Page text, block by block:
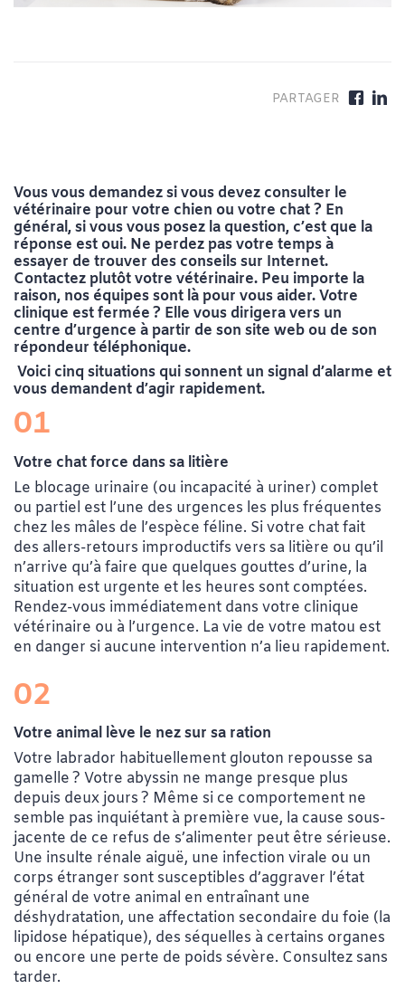
Vous vous demandez si vous devez consulter le
vétérinaire pour votre chien ou votre chat ? En
général, si vous vous posez la question, c’est que la
réponse est oui. Ne perdez pas votre temps à
essayer de trouver des conseils sur Internet.
Contactez plutôt votre vétérinaire. Peu importe la
raison, nos équipes sont là pour vous aider. Votre
clinique est fermée ? Elle vous dirigera vers un
centre d’urgence à partir de son site web ou de son
répondeur téléphonique.
Voici cinq situations qui sonnent un signal d’alarme et
vous demandent d’agir rapidement.
01
Votre chat force dans sa litière
Le blocage urinaire (ou incapacité à uriner) complet
ou partiel est l’une des urgences les plus fréquentes
chez les mâles de l’espèce féline. Si votre chat fait
des allers-retours improductifs vers sa litière ou qu’il
n’arrive qu’à faire que quelques gouttes d’urine, la
situation est urgente et les heures sont comptées.
Rendez-vous immédiatement dans votre clinique
vétérinaire ou à l’urgence. La vie de votre matou est
en danger si aucune intervention n’a lieu rapidement.
02
Votre animal lève le nez sur sa ration
Votre labrador habituellement glouton repousse sa
gamelle ? Votre abyssin ne mange presque plus
depuis deux jours ? Même si ce comportement ne
semble pas inquiétant à première vue, la cause sous-
jacente de ce refus de s’alimenter peut être sérieuse.
Une insulte rénale aiguë, une infection virale ou un
corps étranger sont susceptibles d’aggraver l’état
général de votre animal en entraînant une
déshydratation, une affectation secondaire du foie (la
lipidose hépatique), des séquelles à certains organes
ou encore une perte de poids sévère. Consultez sans
tarder.